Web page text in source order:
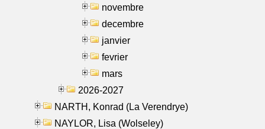
novembre
decembre
janvier
fevrier
mars
2026-2027
NARTH, Konrad (La Verendrye)
NAYLOR, Lisa (Wolseley)